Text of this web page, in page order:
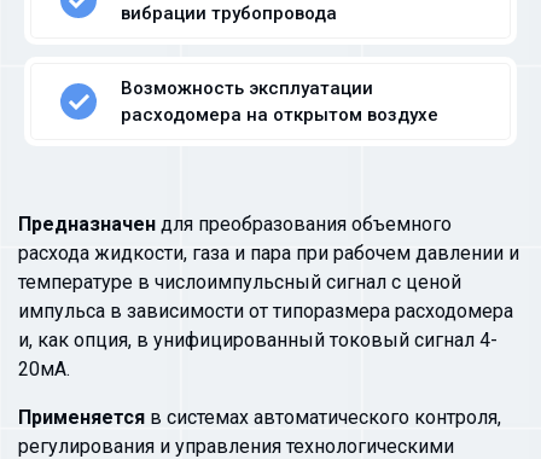
вибрации трубопровода
Возможность эксплуатации
расходомера на открытом воздухе
Предназначен для преобразования объемного
расхода жидкости, газа и пара при рабочем давлении и
температуре в числоимпульсный сигнал с ценой
импульса в зависимости от типоразмера расходомера
и, как опция, в унифицированный токовый сигнал 4-
20мА.
Применяется в системах автоматического контроля,
регулирования и управления технологическими